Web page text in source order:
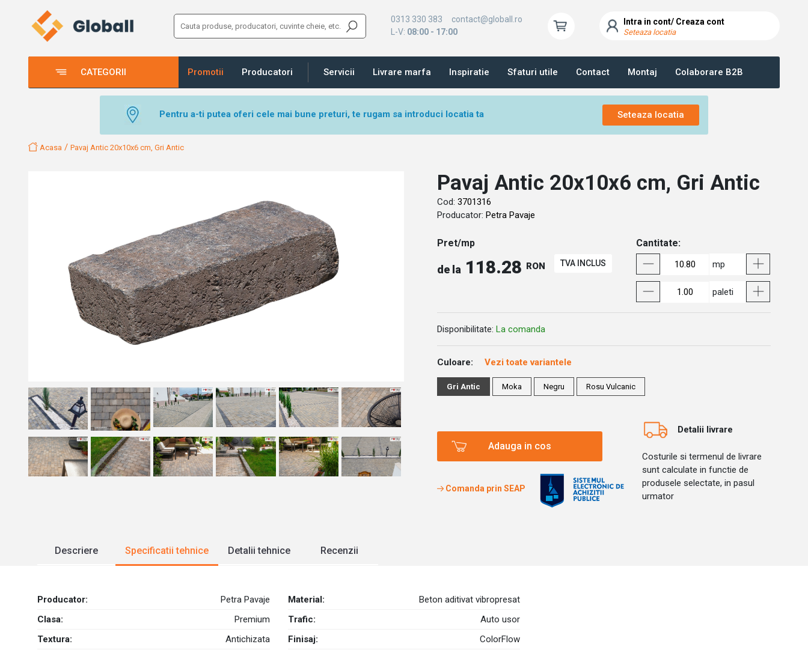
0313 330 383
contact@globall.ro
L-V: 08:00 - 17:00
Intra in cont/ Creaza cont
Seteaza locatia
CATEGORII Promotii Producatori Servicii Livrare marfa Inspiratie Sfaturi utile Contact Montaj Colaborare B2B
Pentru a-ti putea oferi cele mai bune preturi, te rugam sa introduci locatia ta Seteaza locatia
Acasa /Pavaj Antic 20x10x6 cm, Gri Antic
Pavaj Antic 20x10x6 cm, Gri Antic
Cod: 3701316
Producator: Petra Pavaje
Pret/mp
de la 118.28 RON TVA INCLUS
Cantitate:
mp
paleti
Disponibilitate: La comanda
Culoare: Vezi toate variantele
Gri Antic Moka Negru Rosu Vulcanic
Adauga in cos
Comanda prin SEAP
Detalii livrare
Costurile si termenul de livrare
sunt calculate in functie de
produsele selectate, in pasul
urmator
Descriere Specificatii tehnice Detalii tehnice Recenzii
Producator: Petra Pavaje Material:
Beton aditivat vibropresat
Clasa:
Premium Trafic:
Auto usor
Textura:
Antichizata Finisaj:
ColorFlow